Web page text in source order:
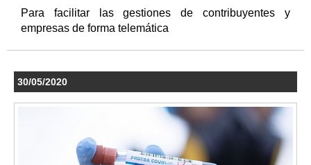
Para facilitar las gestiones de contribuyentes y
empresas de forma telemática
30/05/2020